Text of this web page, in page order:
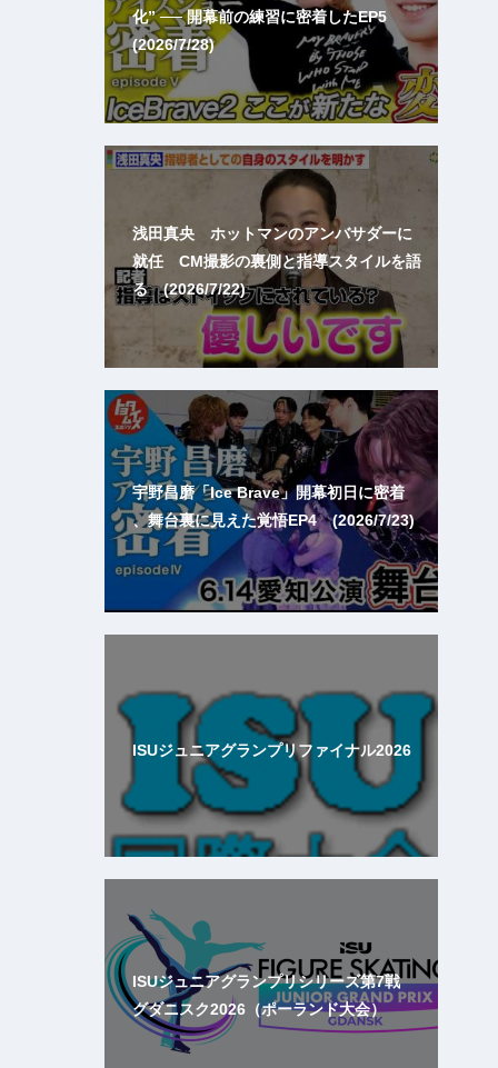
化” ── 開幕前の練習に密着したEP5
(2026/7/28)
浅田真央 ホットマンのアンバサダーに
就任 CM撮影の裏側と指導スタイルを語
る (2026/7/22)
宇野昌磨「Ice Brave」開幕初日に密着
、舞台裏に見えた覚悟EP4 (2026/7/23)
ISUジュニアグランプリファイナル2026
ISUジュニアグランプリシリーズ第7戦
グダニスク2026（ポーランド大会）